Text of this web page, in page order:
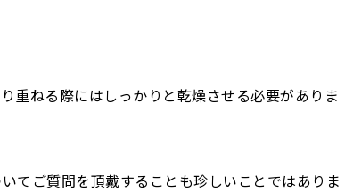
重ねる際にはしっかりと乾燥させる必要がありま
てご質問を頂戴することも珍しいことではありま